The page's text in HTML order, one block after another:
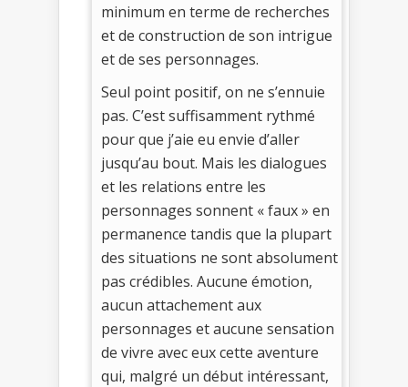
minimum en terme de recherches
et de construction de son intrigue
et de ses personnages.
Seul point positif, on ne s’ennuie
pas. C’est suffisamment rythmé
pour que j’aie eu envie d’aller
jusqu’au bout. Mais les dialogues
et les relations entre les
personnages sonnent « faux » en
permanence tandis que la plupart
des situations ne sont absolument
pas crédibles. Aucune émotion,
aucun attachement aux
personnages et aucune sensation
de vivre avec eux cette aventure
qui, malgré un début intéressant,